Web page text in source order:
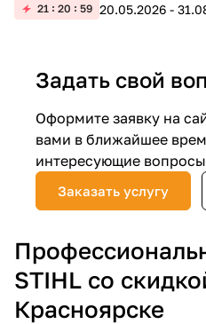
21 20 59 20.05.2026 -
Задать свой
Оформите заявку на
вами в ближайшее
интересующие
Заказать услугу
STIHL со
Красноярске
Сегодня
Добавляйте товары
в корзину
Оплачивайте сегодня
25% картой любого
Получайте товар
выбранный способом